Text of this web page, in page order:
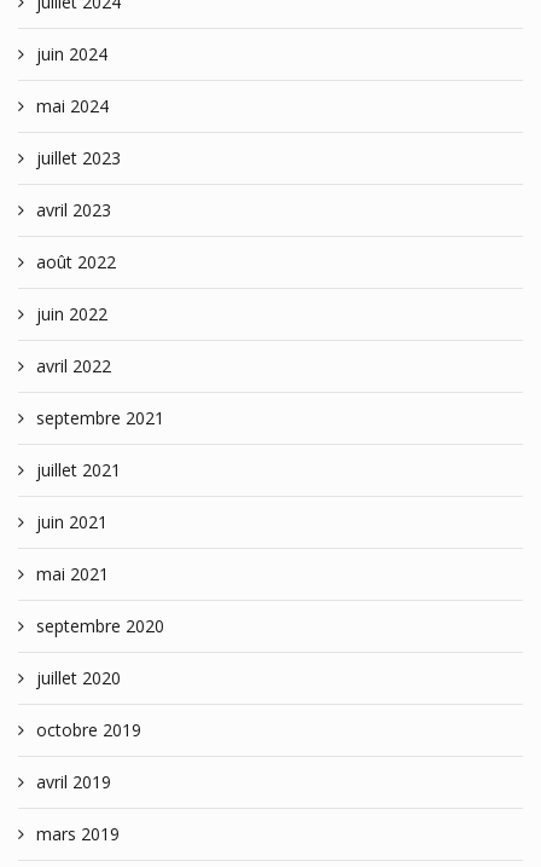
juin 2024
mai 2024
juillet 2023
avril 2023
août 2022
juin 2022
avril 2022
septembre 2021
juillet 2021
juin 2021
mai 2021
septembre 2020
juillet 2020
octobre 2019
avril 2019
mars 2019